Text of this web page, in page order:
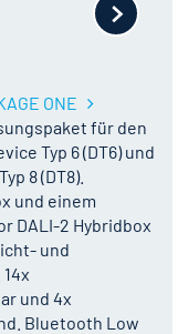
ONE
für den
Typ 6 (DT6) und
8 (DT8).
und einem
DALI-2 Hybridbox
und
und 4x
Bluetooth Low